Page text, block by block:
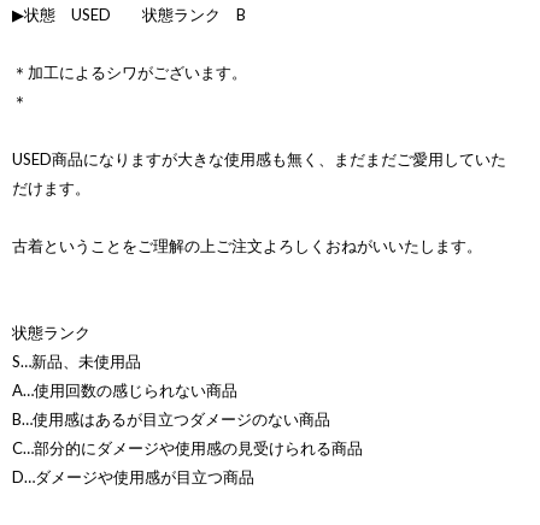
▶状態 USED 状態ランク B
＊加工によるシワがございます。
＊
USED商品になりますが大きな使用感も無く、まだまだご愛用していた
だけます。
古着ということをご理解の上ご注文よろしくおねがいいたします。
状態ランク
S…新品、未使用品
A…使用回数の感じられない商品
B…使用感はあるが目立つダメージのない商品
C…部分的にダメージや使用感の見受けられる商品
D…ダメージや使用感が目立つ商品